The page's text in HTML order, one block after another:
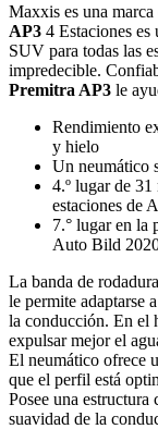
Maxxis es una
AP3 4 Estaciones
SUV para todas las
impredecible.
Premitra AP3 le
Rendimiento
y hielo
Un neumático
4.º lugar de
estaciones de
7.° lugar en la
Auto Bild
La banda de
le permite adaptarse
la conducción. En el
expulsar mejor el
El neumático ofrece
que el perfil está
Posee una estructura
suavidad de la